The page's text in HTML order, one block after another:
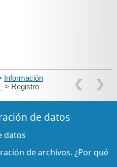
Información
> Registro
de datos
datos
de archivos. ¿Por qué